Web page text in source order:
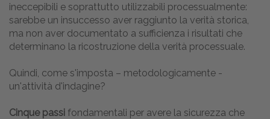
ineccepibili e soprattutto utilizzabili processualmente:
sarebbe un insuccesso aver raggiunto la verità storica,
ma non aver documentato a sufficienza i risultati che
determinano la ricostruzione della verità processuale.
Quindi, come s'imposta – metodologicamente -
un'attività d'indagine?
Cinque passi fondamentali per avere la sicurezza che